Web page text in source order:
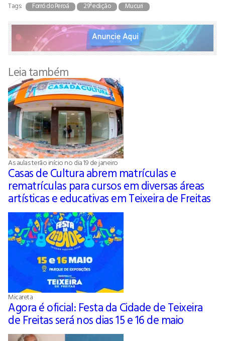
Tags:
Forró do Peroá 29ª edição Mucuri
Leia também
As aulas terão início no dia 19 de janeiro
Casas de Cultura abrem matrículas e
rematrículas para cursos em diversas áreas
artísticas e educativas em Teixeira de Freitas
Micareta
Agora é oficial: Festa da Cidade de Teixeira
de Freitas será nos dias 15 e 16 de maio